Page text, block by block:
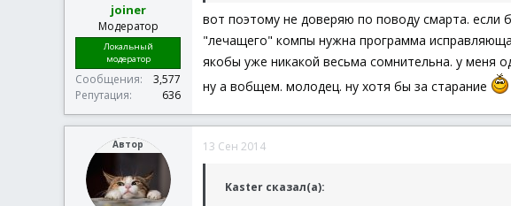
joiner
Модератор
Локальный
модератор
Сообщения
3,577
Репутация
636
вот поэтому не доверяю по поводу смарта. если
"лечащего" компы нужна программа
якобы уже никакой весьма сомнительна. у меня
ну а вобщем. молодец. ну хотя бы за старание
Автор 13 Сен 2014
Kaster сказал(а):